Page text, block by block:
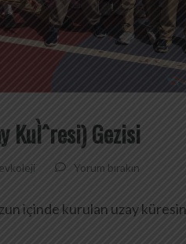
KuÌˆresi) Gezisi
Yorum bırakın
içinde kurulan uzay